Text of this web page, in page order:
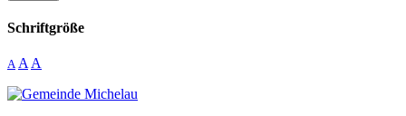
Schriftgröße
A A A